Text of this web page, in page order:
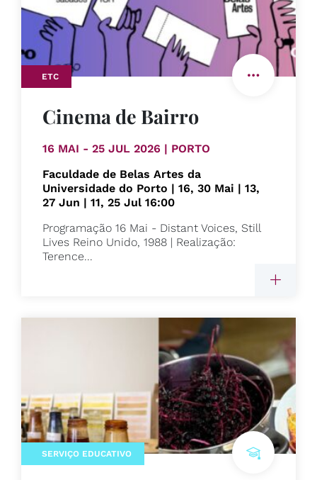
ETC
Cinema de Bairro
16 MAI - 25 JUL 2026 | PORTO
Faculdade de Belas Artes da
Universidade do Porto | 16, 30 Mai | 13,
27 Jun | 11, 25 Jul 16:00
Programação 16 Mai - Distant Voices, Still
Lives Reino Unido, 1988 | Realização:
Terence...
SERVIÇO EDUCATIVO